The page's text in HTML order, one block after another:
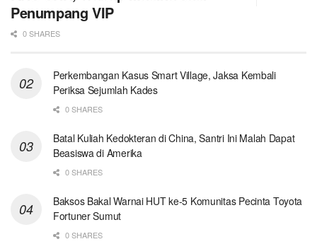
Penumpang VIP
0 SHARES
Perkembangan Kasus Smart Village, Jaksa Kembali
Periksa Sejumlah Kades
0 SHARES
Batal Kuliah Kedokteran di China, Santri Ini Malah Dapat
Beasiswa di Amerika
0 SHARES
Baksos Bakal Warnai HUT ke-5 Komunitas Pecinta Toyota
Fortuner Sumut
0 SHARES